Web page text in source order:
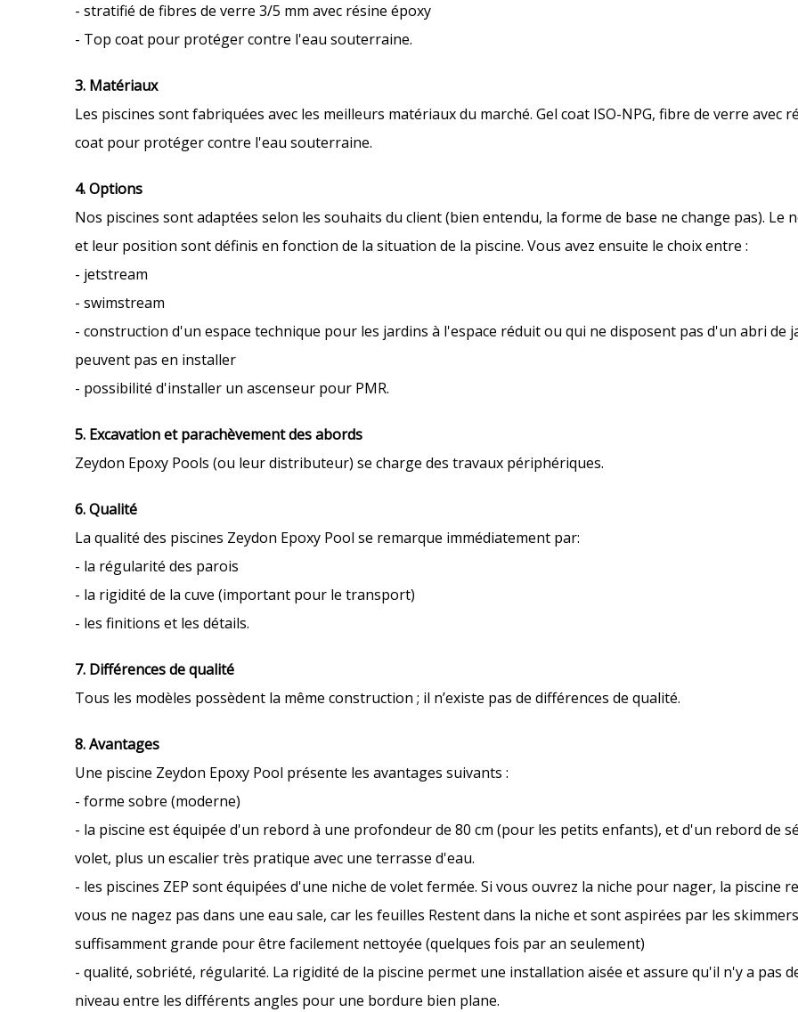
- stratifié de fibres de verre 3/5 mm avec résine époxy
- Top coat pour protéger contre l'eau souterraine.
3. Matériaux
Les piscines sont fabriquées avec les meilleurs matériaux du marché. Gel coat ISO-NPG, fibre de verre avec
coat pour protéger contre l'eau souterraine.
4. Options
Nos piscines sont adaptées selon les souhaits du client (bien entendu, la forme de base ne change pas). Le
et leur position sont définis en fonction de la situation de la piscine. Vous avez ensuite le choix entre :
- jetstream
- swimstream
- construction d'un espace technique pour les jardins à l'espace réduit ou qui ne disposent pas d'un abri
peuvent pas en installer
- possibilité d'installer un ascenseur pour PMR.
5. Excavation et parachèvement des abords
Zeydon Epoxy Pools (ou leur distributeur) se charge des travaux périphériques.
6. Qualité
La qualité des piscines Zeydon Epoxy Pool se remarque immédiatement par:
- la régularité des parois
- la rigidité de la cuve (important pour le transport)
- les finitions et les détails.
7. Différences de qualité
Tous les modèles possèdent la même construction ; il n’existe pas de différences de qualité.
8. Avantages
Une piscine Zeydon Epoxy Pool présente les avantages suivants :
- forme sobre (moderne)
- la piscine est équipée d'un rebord à une profondeur de 80 cm (pour les petits enfants), et d'un rebord
volet, plus un escalier très pratique avec une terrasse d'eau.
- les piscines ZEP sont équipées d'une niche de volet fermée. Si vous ouvrez la niche pour nager, la piscine
vous ne nagez pas dans une eau sale, car les feuilles Restent dans la niche et sont aspirées par les
suffisamment grande pour être facilement nettoyée (quelques fois par an seulement)
- qualité, sobriété, régularité. La rigidité de la piscine permet une installation aisée et assure qu'il n'y a pas
niveau entre les différents angles pour une bordure bien plane.